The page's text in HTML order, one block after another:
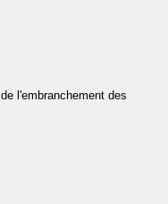
de l'embranchement des